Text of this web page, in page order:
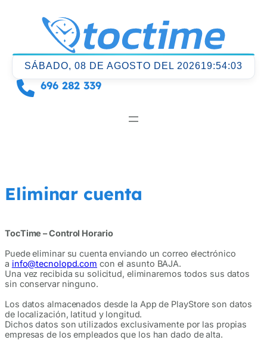
contenido
SÁBADO, 08 DE AGOSTO DEL 202619:54:03
696 282 339
Eliminar cuenta
TocTime – Control Horario
Puede eliminar su cuenta enviando un correo electrónico
a info@tecnolopd.com con el asunto BAJA.
Una vez recibida su solicitud, eliminaremos todos sus datos
sin conservar ninguno.
Los datos almacenados desde la App de PlayStore son datos
de localización, latitud y longitud.
Dichos datos son utilizados exclusivamente por las propias
empresas de los empleados que los han dado de alta.